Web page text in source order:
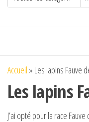
Accueil » Les lapins Fauve
Les lapins
J’ai opté pour la race